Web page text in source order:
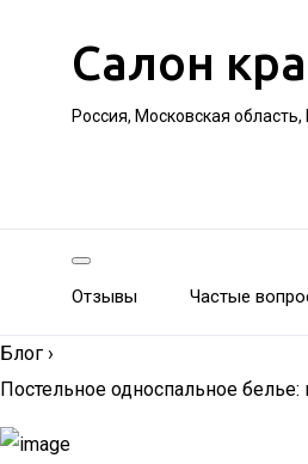
Салон
Россия, Московская
Отзывы Частые
Блог ›
Постельное односпальное